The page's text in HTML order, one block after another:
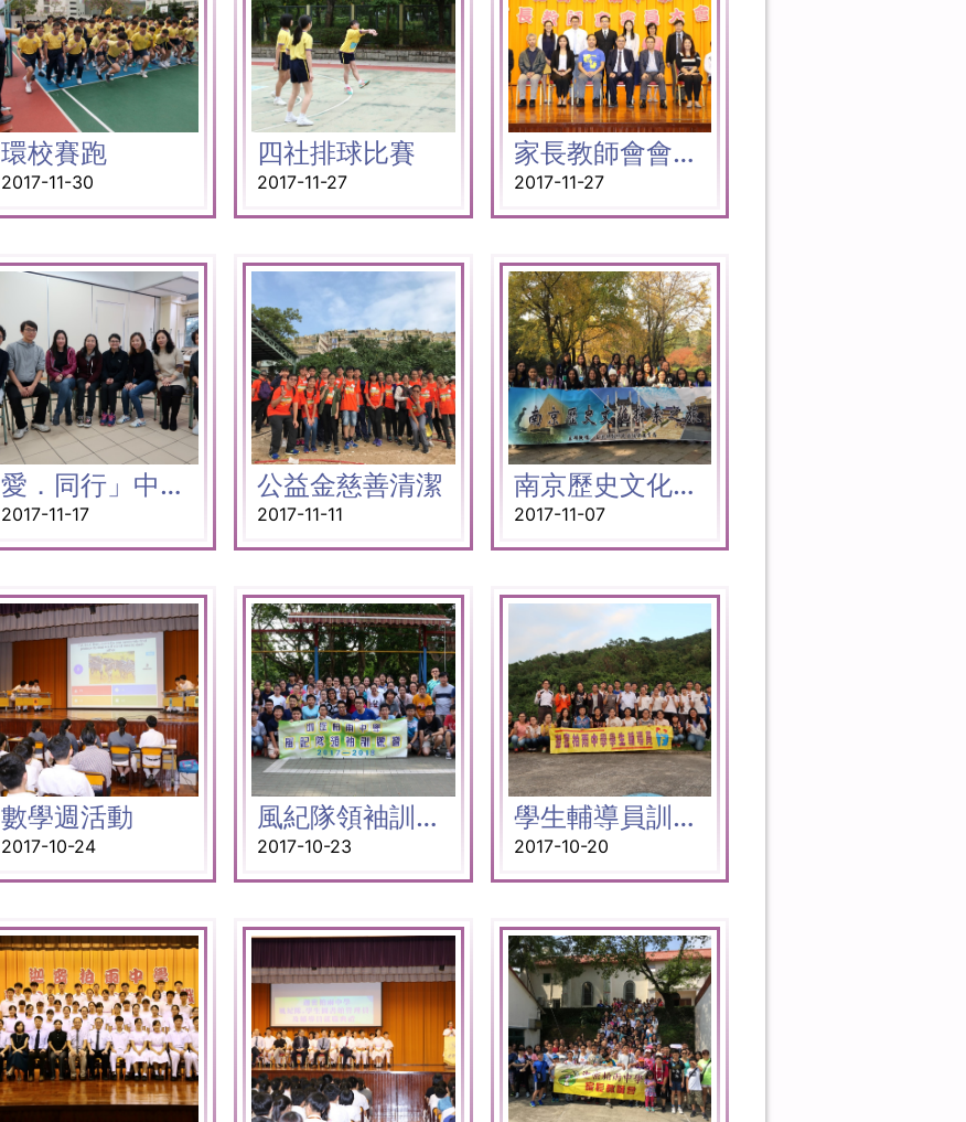
環校賽跑
2017-11-30
四社排球比賽
2017-11-27
家長教師會會員大會
2017-11-27
愛．同行」中一家長小組
2017-11-17
公益金慈善清潔
2017-11-11
南京歷史文化探索之旅
2017-11-07
數學週活動
2017-10-24
風紀隊領袖訓練營
2017-10-23
學生輔導員訓練營
2017-10-20